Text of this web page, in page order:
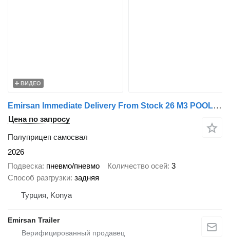
ВИДЕО
Emirsan Immediate Delivery From Stock 26 M3 POOL DESIGN TIPPER | 2025 EM
Цена по запросу
Полуприцеп самосвал
2026
Подвеска пневмо/пневмо Количество осей 3
Способ разгрузки задняя
Турция, Konya
Emirsan Trailer